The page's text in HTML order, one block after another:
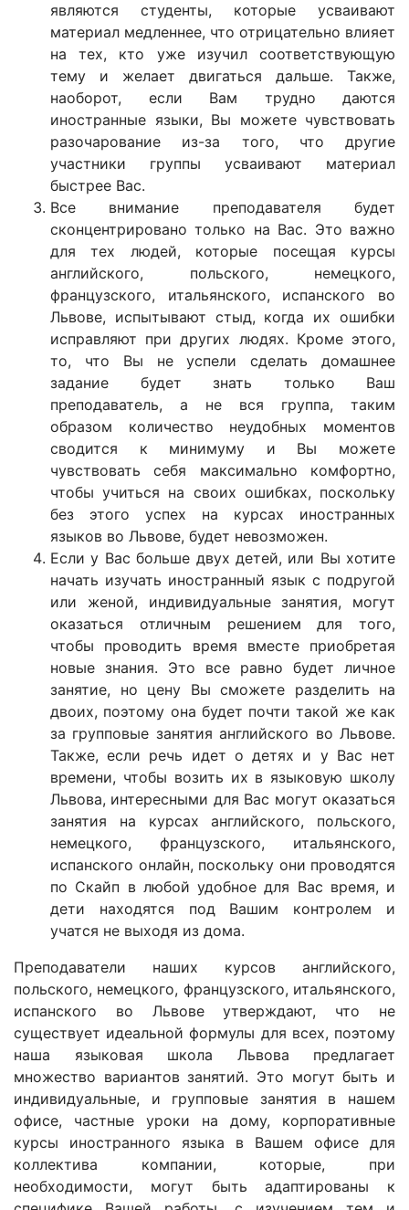
являются студенты, которые усваивают
материал медленнее, что отрицательно влияет
на тех, кто уже изучил соответствующую
тему и желает двигаться дальше. Также,
наоборот, если Вам трудно даются
иностранные языки, Вы можете чувствовать
разочарование из-за того, что другие
участники группы усваивают материал
быстрее Вас.
Все внимание преподавателя будет
сконцентрировано только на Вас. Это важно
для тех людей, которые посещая курсы
английского, польского, немецкого,
французского, итальянского, испанского во
Львове, испытывают стыд, когда их ошибки
исправляют при других людях. Кроме этого,
то, что Вы не успели сделать домашнее
задание будет знать только Ваш
преподаватель, а не вся группа, таким
образом количество неудобных моментов
сводится к минимуму и Вы можете
чувствовать себя максимально комфортно,
чтобы учиться на своих ошибках, поскольку
без этого успех на курсах иностранных
языков во Львове, будет невозможен.
Если у Вас больше двух детей, или Вы хотите
начать изучать иностранный язык с подругой
или женой, индивидуальные занятия, могут
оказаться отличным решением для того,
чтобы проводить время вместе приобретая
новые знания. Это все равно будет личное
занятие, но цену Вы сможете разделить на
двоих, поэтому она будет почти такой же как
за групповые занятия английского во Львове.
Также, если речь идет о детях и у Вас нет
времени, чтобы возить их в языковую школу
Львова, интересными для Вас могут оказаться
занятия на курсах английского, польского,
немецкого, французского, итальянского,
испанского онлайн, поскольку они проводятся
по Скайп в любой удобное для Вас время, и
дети находятся под Вашим контролем и
учатся не выходя из дома.
Преподаватели наших курсов английского,
польского, немецкого, французского, итальянского,
испанского во Львове утверждают, что не
существует идеальной формулы для всех, поэтому
наша языковая школа Львова предлагает
множество вариантов занятий. Это могут быть и
индивидуальные, и групповые занятия в нашем
офисе, частные уроки на дому, корпоративные
курсы иностранного языка в Вашем офисе для
коллектива компании, которые, при
необходимости, могут быть адаптированы к